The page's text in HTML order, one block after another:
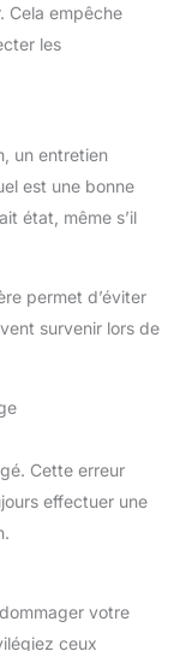
Cela empêche
les
un entretien
est une bonne
état, même s’il
permet d’éviter
survenir lors de
Cette erreur
effectuer une
votre
ceux